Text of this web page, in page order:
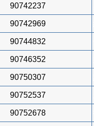
90742237
90742969
90744832
90746352
90750307
90752537
90752678